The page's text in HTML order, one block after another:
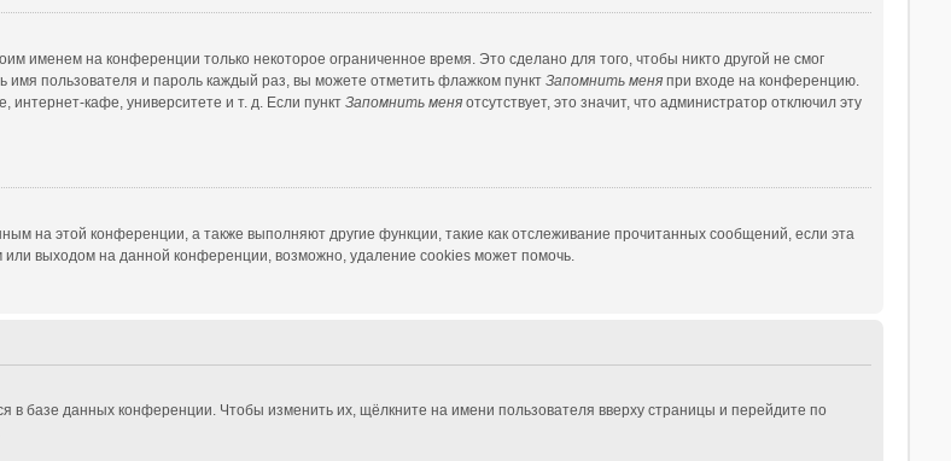
именем на конференции только некоторое ограниченное время. Это сделано для того, чтобы никто другой не смог
имя пользователя и пароль каждый раз, вы можете отметить флажком пункт Запомнить меняпри входе на конференцию.
кафе, университете и т. д. Если пункт Запомнить меняотсутствует, это значит, что администратор отключил эту
на этой конференции, а также выполняют другие функции, такие как отслеживание прочитанных сообщений, если эта
выходом на данной конференции, возможно, удаление cookies может помочь.
в базе данных конференции. Чтобы изменить их, щёлкните на имени пользователя вверху страницы и перейдите по